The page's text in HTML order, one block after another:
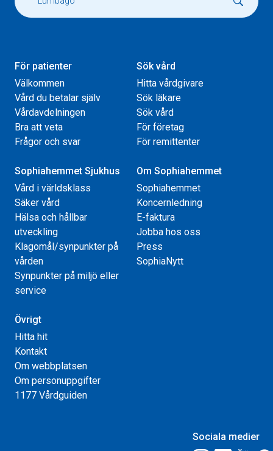
För patienter
Välkommen
Vård du betalar själv
Vårdavdelningen
Bra att veta
Frågor och svar
Sök vård
Hitta vårdgivare
Sök läkare
Sök vård
För företag
För remittenter
Sophiahemmet Sjukhus
Vård i världsklass
Säker vård
Hälsa och hållbar
utveckling
Klagomål/synpunkter på
vården
Synpunkter på miljö eller
service
Om Sophiahemmet
Sophiahemmet
Koncernledning
E-faktura
Jobba hos oss
Press
SophiaNytt
Övrigt
Hitta hit
Kontakt
Om webbplatsen
Om personuppgifter
1177 Vårdguiden
Sociala medier